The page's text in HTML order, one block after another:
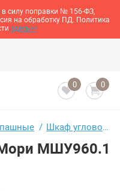
в силу поправки № 156-ФЗ,
на обработку ПД. Политика
здесь>>
0 0
Шкаф угловой СВК Мори МШУ960.1
МШУ960.1